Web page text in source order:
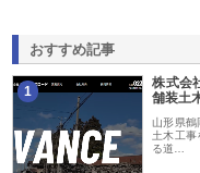
おすすめ記事
1
株式会
舗装土
山形県鶴
土木工事
る道…